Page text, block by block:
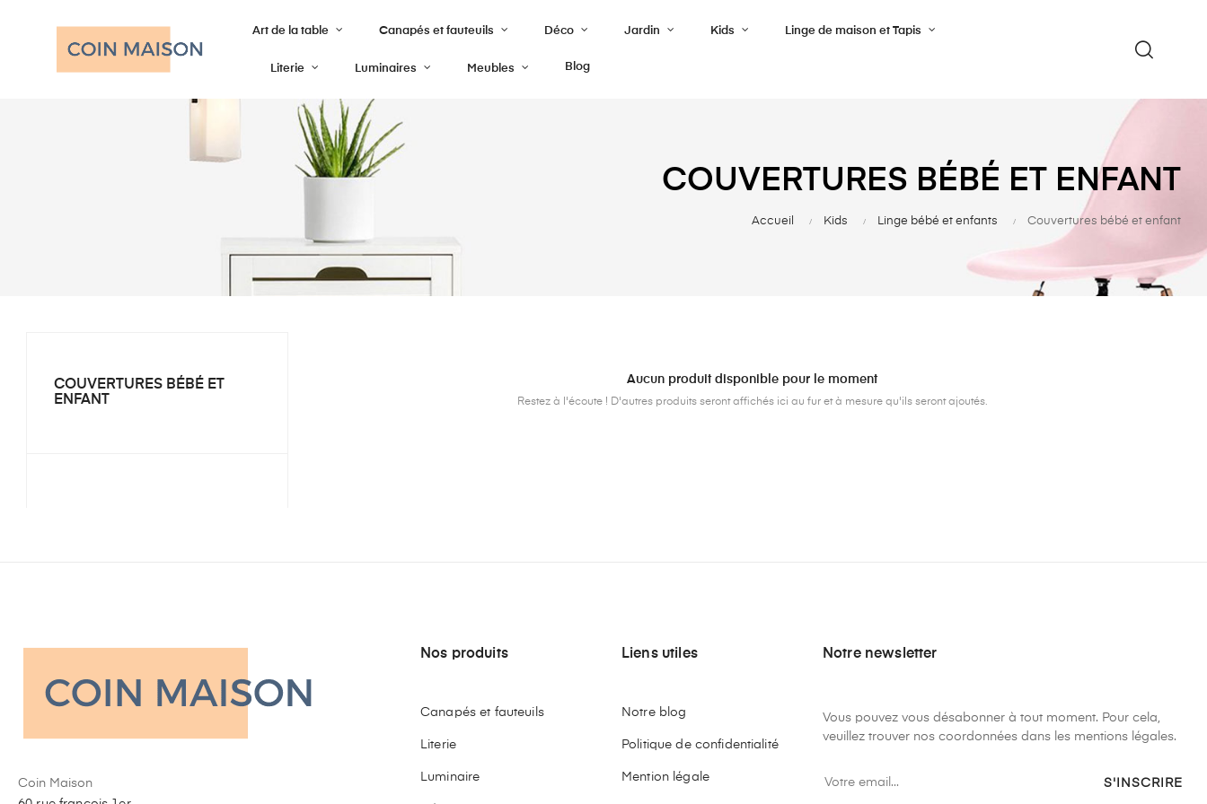
Art de la table Canapés et fauteuils Déco Jardin Kids Linge de maison et Tapis
Literie Luminaires Meubles Blog
COUVERTURES BÉBÉ ET ENFANT
Accueil Kids Linge bébé et enfants Couvertures bébé et enfant
COUVERTURES BÉBÉ ET
ENFANT
Aucun produit disponible pour le moment
Restez à l'écoute ! D'autres produits seront affichés ici au fur et à mesure qu'ils seront ajoutés.
Coin Maison
Nos produits
Canapés et fauteuils
Literie
Luminaire
Liens utiles
Notre blog
Politique de confidentialité
Mention légale
Notre newsletter
Vous pouvez vous désabonner à tout moment. Pour cela,
veuillez trouver nos coordonnées dans les mentions légales.
S'INSCRIRE